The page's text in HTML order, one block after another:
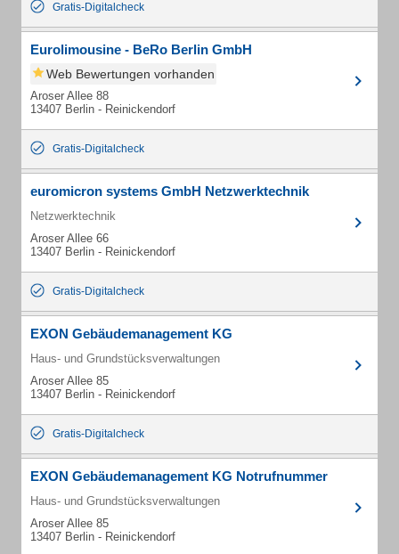
Gratis-Digitalcheck
Eurolimousine - BeRo Berlin GmbH
Web Bewertungen vorhanden
Aroser Allee 88
13407 Berlin - Reinickendorf
Gratis-Digitalcheck
euromicron systems GmbH Netzwerktechnik
Netzwerktechnik
Aroser Allee 66
13407 Berlin - Reinickendorf
Gratis-Digitalcheck
EXON Gebäudemanagement KG
Haus- und Grundstücksverwaltungen
Aroser Allee 85
13407 Berlin - Reinickendorf
Gratis-Digitalcheck
EXON Gebäudemanagement KG Notrufnummer
Haus- und Grundstücksverwaltungen
Aroser Allee 85
13407 Berlin - Reinickendorf